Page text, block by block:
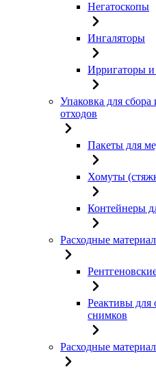
Негатоскопы
Ингаляторы
Ирригаторы
Упаковка для
отходов
Пакеты для
Хомуты
Контейнеры
Расходные
Реактивы для
снимков
Расходные